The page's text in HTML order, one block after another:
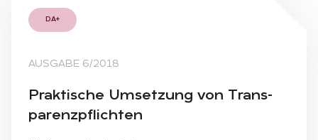
DA+
AUSGABE 6/2018
Prak­ti­sche Um­set­zung von Trans­
pa­renz­pflich­ten